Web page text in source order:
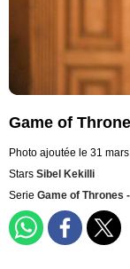
Game of
Photo ajoutée le 31
Stars Sibel Kekilli
Serie Game of Thrones